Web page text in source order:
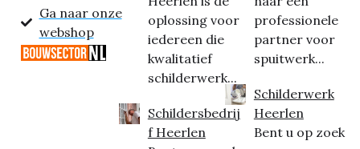
Ga naar onze
webshop
oplossing voor
iedereen die
kwalitatief
schilderwerk...
Schildersbedrij
f Heerlen
professionele
partner voor
spuitwerk...
Schilderwerk
Heerlen
Bent u op zoek